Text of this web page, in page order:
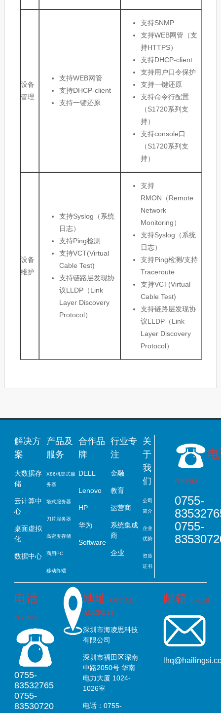
设备
管理
支持WEB网管
支持DHCP-client
支持一键还原
支持SNMP
支持WEB网管（支
持HTTPS）
支持DHCP-client
支持用户口令保护
支持一键还原
支持命令行配置
（S1720系列支
持）
支持console口
（S1720系列支
持）
设备
维护
支持Syslog（系统
日志）
支持Ping检测
支持VCT(Virtual
Cable Test)
支持链路层发现协
议LLDP（Link
Layer Discovery
Protocol）
支持
RMON（Remote
Network
Monitoring）
支持Syslog（系统
日志）
支持Ping检测/支持
Traceroute
支持VCT(Virtual
Cable Test)
支持链路层发现协
议LLDP（Link
Layer Discovery
Protocol）
解决方
案
大数据存
储
云计算中
心
桌面虚拟
化
数据中心
产品及
服务
X86机架式服
务器
塔式服务器
刀片服务器
高密度存储
商用PC
移动终端
合作品
牌
DELL
Lenovo
HP
华为
Software
行业专
注
金融
教育
运营商
系统集成
商
企业
关
于
我
们
公司
简介
企业
优势
资质
证书
PHONES
0755-
0755-
电话
PHONES
0755-
83532765
0755-
83530720
地址OFFICE
ADDRESS
深圳市海凌思科技
有限公司
深圳市福田区深南
中路2050号 华南
电力大厦 1024-
1026室
电话：0755-
邮箱E-mail